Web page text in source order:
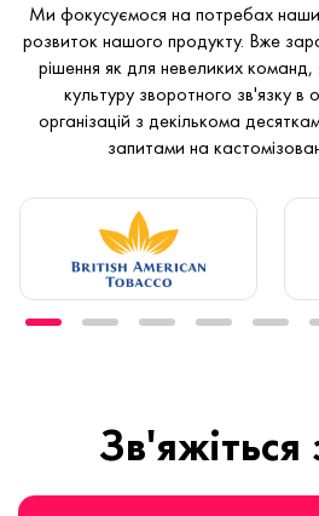
Ми фокусуємося на потребах
розвиток нашого продукту. Вже
рішення як для невеликих команд,
культуру зворотного зв'язку в
організацій з декількома
запитами на